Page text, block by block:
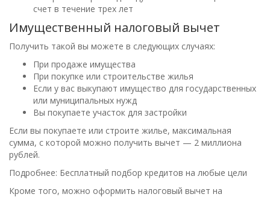
счет в течение трех лет
Имущественный налоговый вычет
Получить такой вы можете в следующих случаях:
При продаже имущества
При покупке или строительстве жилья
Если у вас выкупают имущество для государственных
или муниципальных нужд
Вы покупаете участок для застройки
Если вы покупаете или строите жилье, максимальная
сумма, с которой можно получить вычет — 2 миллиона
рублей.
Подробнее: Бесплатный подбор кредитов на любые цели
Кроме того, можно оформить налоговый вычет на